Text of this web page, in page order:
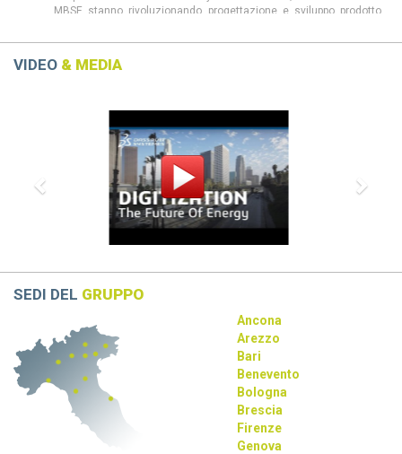
MBSE stanno rivoluzionando progettazione e sviluppo prodotto.
differenze che devi conoscere
partnership strategica
La collaborazione tra Dassault Systèmes, Apple e NVIDIA
rivoluziona la progettazione con AI e tecnologie immersive.
VIDEO & MEDIA
Previous
SEDI DEL GRUPPO
Ancona
Arezzo
Bari
Benevento
Bologna
Brescia
Firenze
Genova